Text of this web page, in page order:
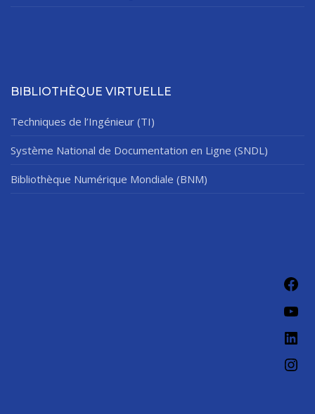
BIBLIOTHÈQUE VIRTUELLE
Techniques de l’Ingénieur (TI)
Système National de Documentation en Ligne (SNDL)
Bibliothèque Numérique Mondiale (BNM)